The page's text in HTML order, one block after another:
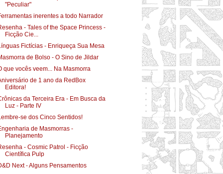
"Peculiar"
inerentes a todo Narrador
- Tales of the Space Princess -
Ficção Cie...
Fictícias - Enriqueça Sua Mesa
de Bolso - O Sino de Jildar
que vocês veem... Na Masmorra
de 1 ano da RedBox
Editora!
da Terceira Era - Em Busca da
Luz - Parte IV
se dos Cinco Sentidos!
de Masmorras -
Planejamento
- Cosmic Patrol - Ficção
Científica Pulp
Next - Alguns Pensamentos